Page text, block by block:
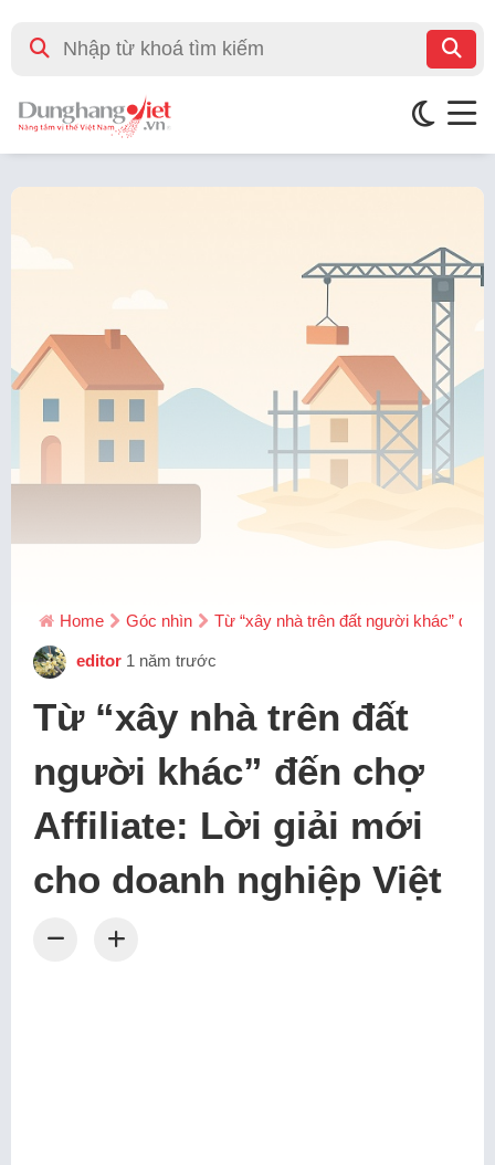
Home Góc nhìn Từ “xây nhà trên đất người khác”
editor 1 năm trước
Từ “xây nhà trên đất
người khác” đến chợ
Affiliate: Lời giải mới
cho doanh nghiệp Việt